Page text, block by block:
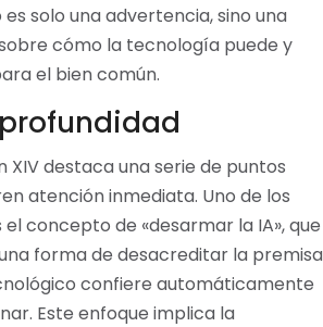
es solo una advertencia, sino una
cómo la tecnología puede y
el bien común.
XIV destaca una serie de puntos
atención inmediata. Uno de los
concepto de «desarmar la IA», que
forma de desacreditar la premisa
confiere automáticamente
Este enfoque implica la